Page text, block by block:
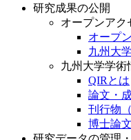
研究成果の公開
オープンアク
オープ
九州大
九州大学学術
QIRとは
論文・
刊行物
博士論